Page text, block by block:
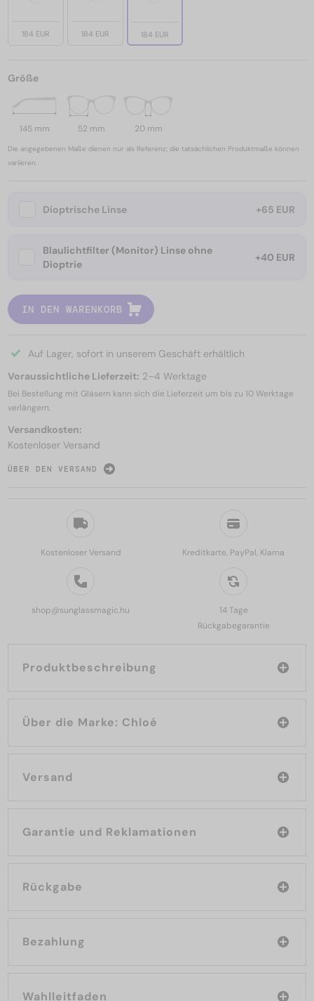
Kostenloser Versand Kreditkarte, PayPal, Klarna
shop@sunglassmagic.hu
14 Tage
Rückgabegarantie
Produktbeschreibung
Über die Marke: Chloé
Versand
Garantie und Reklamationen
Rückgabe
Bezahlung
Wahlleitfaden
184 EUR 184 EUR 184 EUR
Größe
145 mm 52 mm 20 mm
Die angegebenen Maße dienen nur als Referenz; die tatsächlichen Produktmaße können
variieren.
Dioptrische Linse +65 EUR
Blaulichtfilter (Monitor) Linse ohne
Dioptrie
+40 EUR
IN DEN WARENKORB
Auf Lager, sofort in unserem Geschäft erhältlich
Voraussichtliche Lieferzeit: 2–4 Werktage
Bei Bestellung mit Gläsern kann sich die Lieferzeit um bis zu 10 Werktage
verlängern.
Versandkosten:
Kostenloser Versand
ÜBER DEN VERSAND